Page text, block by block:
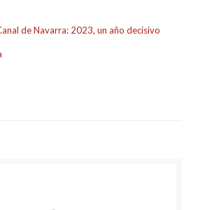
de Navarra: 2023, un año decisivo